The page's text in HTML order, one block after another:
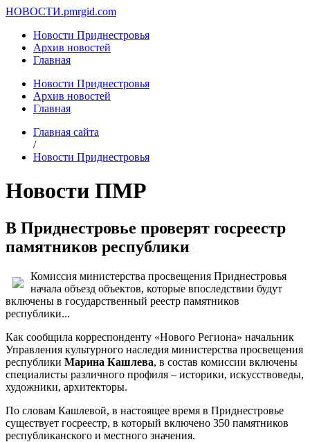
НОВОСТИ.pmrgid.com
Новости Приднестровья
Архив новостей
Главная
Новости Приднестровья
Архив новостей
Главная
Главная сайта
/
Новости Приднестровья
Новости ПМР
В Приднестровье проверят госреестр
памятников республики
Комиссия министерства просвещения Приднестровья
начала объезд объектов, которые впоследствии будут
включены в государственный реестр памятников
республики...
Как сообщила корреспонденту «Нового Региона» начальник
Управления культурного наследия министерства просвещения
республики Марина Кашлева, в состав комиссии включены
специалисты различного профиля – историки, искусствоведы,
художники, архитекторы.
По словам Кашлевой, в настоящее время в Приднестровье
существует госреестр, в который включено 350 памятников
республиканского и местного значения.